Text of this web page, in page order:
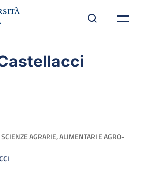
AGRARIE, ALIMENTARI E AGRO-